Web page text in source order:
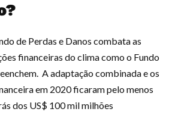
de Perdas e Danos combata as
financeiras do clima como o Fundo
A adaptação combinada e os
em 2020 ficaram pelo menos
dos US$ 100 mil milhões